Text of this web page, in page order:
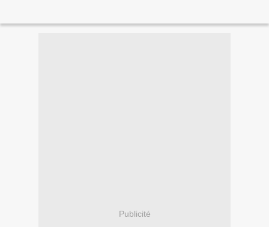
Publicité